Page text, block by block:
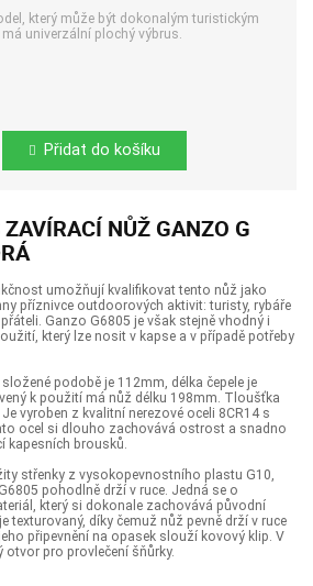
který může být dokonalým turistickým
univerzální plochý výbrus.
Přidat do košíku
NŮŽ GANZO G
umožňují kvalifikovat tento nůž jako
příznivce outdoorových aktivit: turisty, rybáře
Ganzo G6805 je však stejně vhodný i
který lze nosit v kapse a v případě potřeby
podobě je 112mm, délka čepele je
k použití má nůž délku 198mm. Tloušťka
vyroben z kvalitní nerezové oceli 8CR14 s
ocel si dlouho zachovává ostrost a snadno
kapesních brousků.
střenky z vysokopevnostního plastu G10,
pohodlně drží v ruce. Jedná se o
který si dokonale zachovává původní
texturovaný, díky čemuž nůž pevně drží v ruce
připevnění na opasek slouží kovový klip. V
otvor pro provlečení šňůrky.